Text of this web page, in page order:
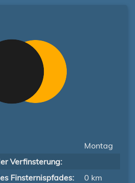
Montag
Verfinsterung:
Finsternispfades:
0 km